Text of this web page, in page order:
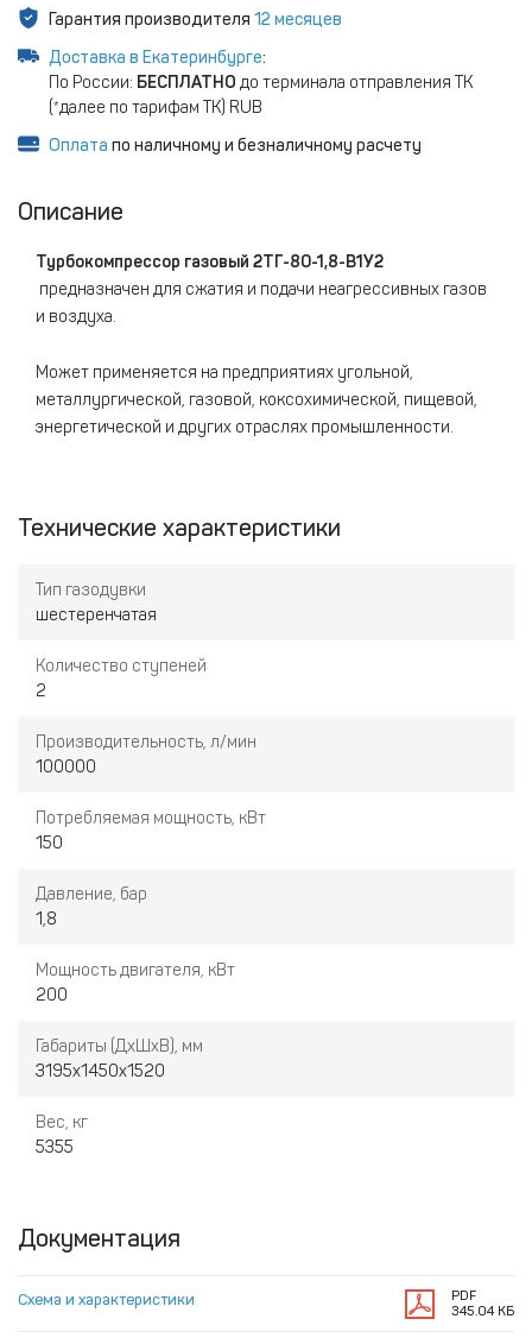
Гарантия производителя 12 месяцев
Доставка в Екатеринбурге:
По России: БЕСПЛАТНО до терминала отправления ТК
(*далее по тарифам ТК) RUB
Оплата по наличному и безналичному расчету
Описание
Турбокомпрессор газовый 2ТГ-80-1,8-В1У2​
предназначен для сжатия и подачи неагрессивных газов
и воздуха.
Может применяется на предприятиях угольной,
металлургической, газовой, коксохимической, пищевой,
энергетической и других отраслях промышленности.
Технические характеристики
Тип газодувки
шестеренчатая
Количество ступеней
2
Производительность, л/мин
100000
Потребляемая мощность, кВт
150
Давление, бар
1,8
Мощность двигателя, кВт
200
Габариты (ДхШхВ), мм
3195х1450х1520
Вес, кг
5355
Документация
Схема и характеристики
PDF
345.04 КБ